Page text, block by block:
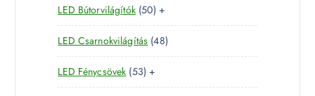
m
é
k
r
é
t
e
r
m
k
LED Bútorvilágítók 505
0
t
e
r
m
+
LED Csarnokvilágítás 484
8
e
LED Fénycsövek 535
3
+